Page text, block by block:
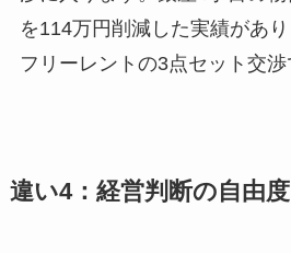
を114万円削減した実績があ
フリーレントの3点セット交渉
違い4：経営判断の自由度